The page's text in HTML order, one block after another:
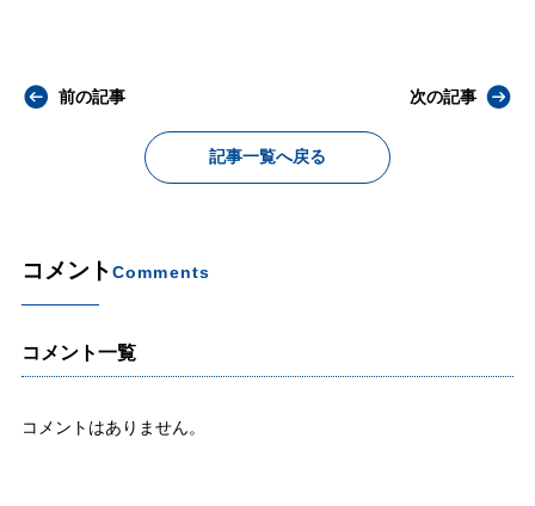
前の記事
記事一覧へ戻る
次の記事
コメントComments
コメント一覧
コメントはありません。